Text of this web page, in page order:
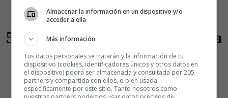
5.-El último tigre de Tasmania
¿Cómo era el tigre de Tasmania?
La National Film and Sound Archive de Estados Unidos
Almacenar la información en un dispositivo y/o
acceder a ella
Más información
Tus datos personales se tratarán y la información de tu
dispositivo (cookies, identificadores únicos y otros datos en
el dispositivo) podrá ser almacenada y consultada por 205
partners y compartida con ellos, o bien usada
específicamente por este sitio. Tanto nosotros como